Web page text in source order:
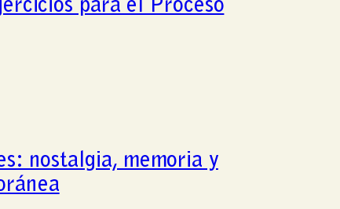
para el Proceso
nostalgia, memoria y